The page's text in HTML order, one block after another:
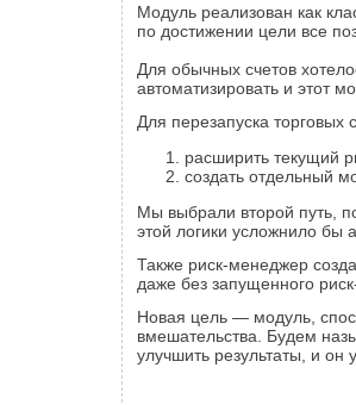
Модуль реализован как
по достижении цели все
Для обычных счетов
автоматизировать и этот
Для перезапуска торговых
расширить текущий
создать отдельный
Мы выбрали второй путь,
этой логики усложнило бы
Также риск-менеджер
даже без запущенного
Новая цель — модуль,
вмешательства. Будем
улучшить результаты, и он